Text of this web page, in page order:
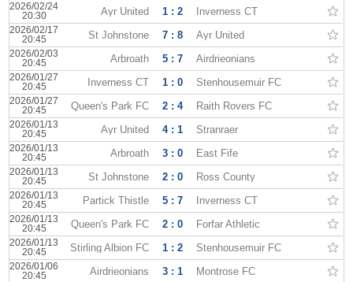
2026/02/24
20:30
Ayr United 1 : 2 Inverness CT
2026/02/17
20:45
St Johnstone 7 : 8 Ayr United
2026/02/03
20:45
Arbroath 5 : 7 Airdrieonians
2026/01/27
20:45
Inverness CT 1 : 0 Stenhousemuir FC
2026/01/27
20:45
Queen's Park FC 2 : 4 Raith Rovers FC
2026/01/13
20:45
Ayr United 4 : 1 Stranraer
2026/01/13
20:45
Arbroath 3 : 0 East Fife
2026/01/13
20:45
St Johnstone 2 : 0 Ross County
2026/01/13
20:45
Partick Thistle 5 : 7 Inverness CT
2026/01/13
20:45
Queen's Park FC 2 : 0 Forfar Athletic
2026/01/13
20:45
Stirling Albion FC 1 : 2 Stenhousemuir FC
2026/01/06
20:45
Airdrieonians 3 : 1 Montrose FC